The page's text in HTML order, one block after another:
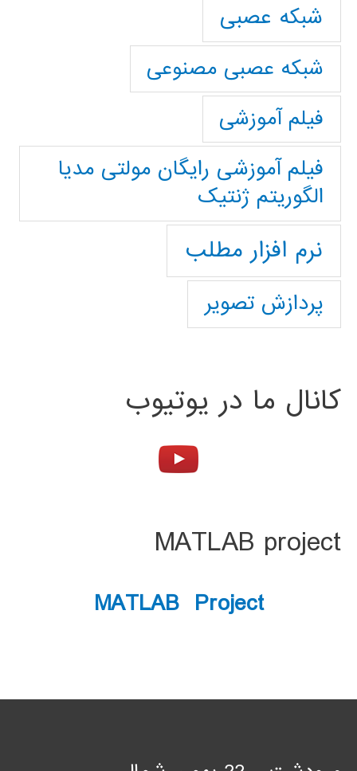
شبکه عصبی
شبکه عصبی مصنوعی
فیلم آموزشی
فیلم آموزشی رایگان مولتی مدیا
الگوریتم ژنتیک
نرم افزار مطلب
پردازش تصویر
کانال ما در یوتیوب
MATLAB project
MATLAB Project